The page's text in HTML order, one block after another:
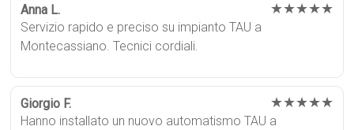
Anna L. ★★★★★
Servizio rapido e preciso su impianto TAU a
Montecassiano. Tecnici cordiali.
Giorgio F. ★★★★★
Hanno installato un nuovo automatismo TAU a